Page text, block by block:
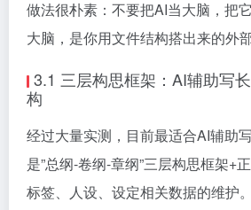
做法很朴素：不要把AI当大脑，把
大脑，是你用文件结构搭出来的外部
3.1 三层构思框架：AI辅助写
构
经过大量实测，目前最适合AI辅助
是”总纲-卷纲-章纲”三层构思框架+
标签、人设、设定相关数据的维护。